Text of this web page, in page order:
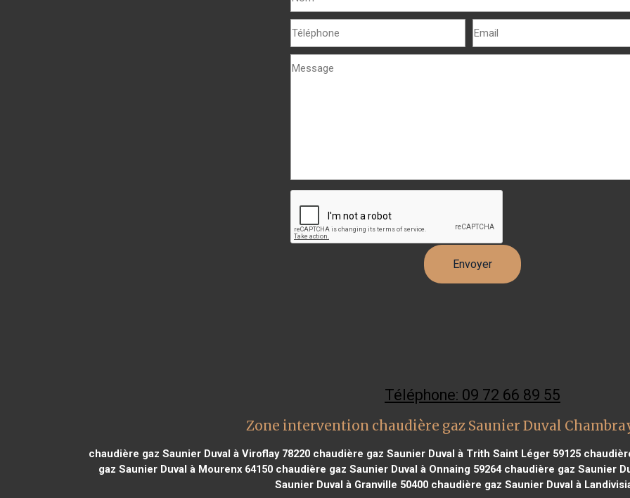
Téléphone: 09 72 66 89 55
Zone intervention chaudière gaz Saunier Duval
chaudière gaz Saunier Duval à Viroflay 78220 chaudière gaz Saunier Duval à Trith Saint Léger 59125
gaz Saunier Duval à Mourenx 64150 chaudière gaz Saunier Duval à Onnaing 59264chaudière gaz Saunier
Saunier Duval à Granville 50400 chaudière gaz Saunier Duval à